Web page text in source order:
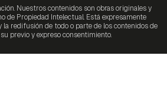
Nuestros contenidos son obras originales y
de Propiedad Intelectual. Está expresamente
redifusión de todo o parte de los contenidos de
previo y expreso consentimiento.